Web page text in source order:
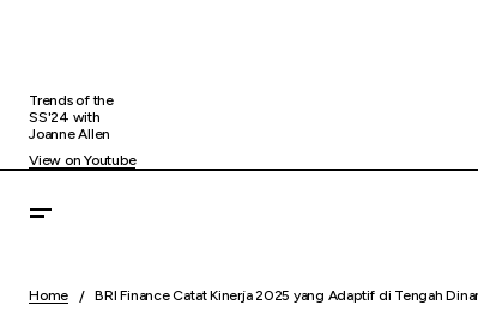
Trends of the
SS'24 with
Joanne Allen
View on Youtube
MIND ID Dipresiasi DPR
Home BRI Finance Catat Kinerja 2025 yang Adaptif di Tengah